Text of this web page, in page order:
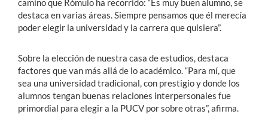
destaca en varias áreas. Siempre pensamos que él merecía
poder elegir la universidad y la carrera que quisiera”.
Sobre la elección de nuestra casa de estudios, destaca
factores que van más allá de lo académico. “Para mí, que
sea una universidad tradicional, con prestigio y donde los
alumnos tengan buenas relaciones interpersonales fue
primordial para elegir a la PUCV por sobre otras”, afirma.